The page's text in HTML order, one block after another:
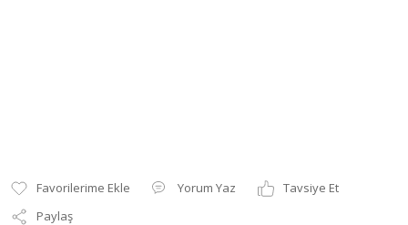
Yorum Yaz
Tavsiye Et
Paylaş